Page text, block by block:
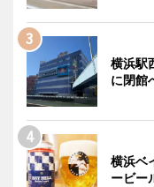
横浜駅
に閉
横浜ベ
ービー